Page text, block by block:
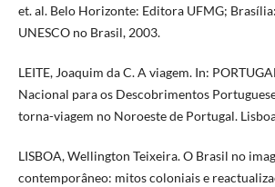
et. al. Belo Horizonte: Editora UFMG;
UNESCO no Brasil, 2003.
LEITE, Joaquim da C. A viagem. In:
Nacional para os Descobrimentos
torna-viagem no Noroeste de Portugal.
LISBOA, Wellington Teixeira. O Brasil no
contemporâneo: mitos coloniais e